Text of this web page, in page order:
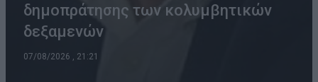
δημοπράτησης των κολυμβητικών
δεξαμενών
07/08/2026 , 21:21